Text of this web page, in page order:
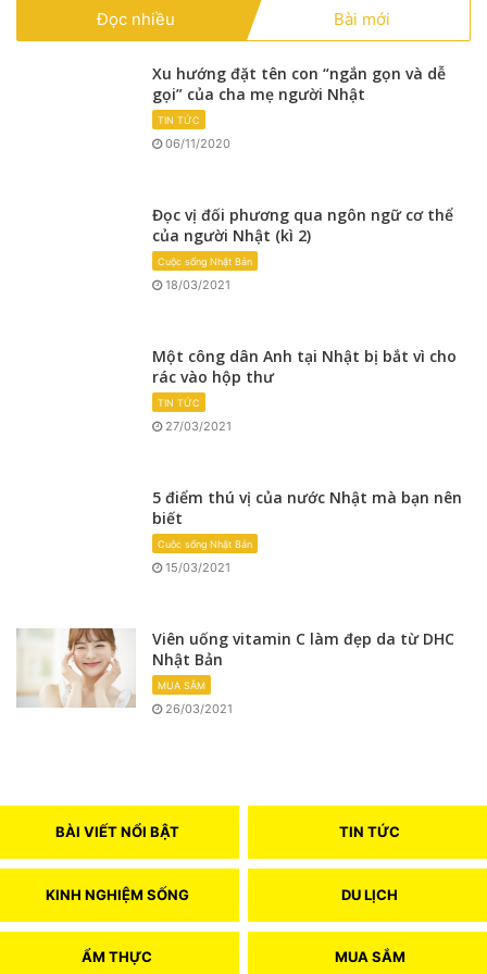
Đọc nhiều Bài mới
Xu hướng đặt tên con “ngắn gọn và dễ
gọi” của cha mẹ người Nhật
TIN TỨC
06/11/2020
Đọc vị đối phương qua ngôn ngữ cơ thể
của người Nhật (kì 2)
Cuộc sống Nhật Bản
18/03/2021
Một công dân Anh tại Nhật bị bắt vì cho
rác vào hộp thư
TIN TỨC
27/03/2021
5 điểm thú vị của nước Nhật mà bạn nên
biết
Cuộc sống Nhật Bản
15/03/2021
Viên uống vitamin C làm đẹp da từ DHC
Nhật Bản
MUA SẮM
26/03/2021
BÀI VIẾT NỔI BẬT TIN TỨC
KINH NGHIỆM SỐNG DU LỊCH
ẨM THỰC MUA SẮM